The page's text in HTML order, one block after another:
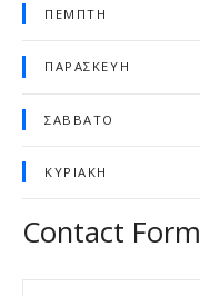
ΠΈΜΠΤΗ
ΠΑΡΑΣΚΕΥΉ
ΣΆΒΒΑΤΟ
ΚΥΡΙΑΚΉ
Contact Form